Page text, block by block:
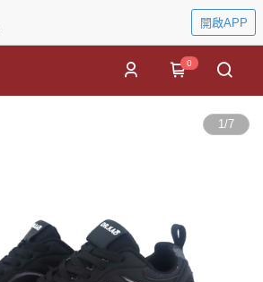
開啟APP
0
1/7